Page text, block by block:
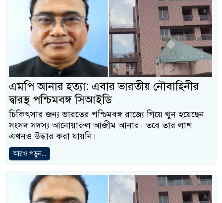
এমপি আনার হত্যা: এবার ভারতীয় নৌবাহিনীর
দ্বারস্থ পশ্চিমবঙ্গ সিআইডি
চিকিৎসার জন্য ভারতের পশ্চিমবঙ্গ রাজ্যে গিয়ে খুন হয়েছেন
সংসদ সদস্য আনোয়ারুল আজীম আনার। তবে তার লাশ
এখনও উদ্ধার করা যায়নি।
আরও পড়ুন...